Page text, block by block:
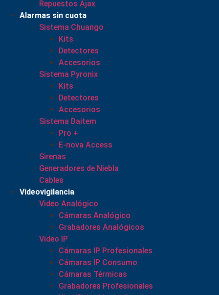
Repuestos Ajax
Alarmas sin cuota
Sistema Chuango
Kits
Detectores
Accesorios
Sistema Pyronix
Kits
Detectores
Accesorios
Sistema Daitem
Pro +
E-nova Access
Sirenas
Generadores de Niebla
Cables
Videovigilancia
Video Analógico
Cámaras Analógico
Grabadores Analógicos
Video IP
Cámaras IP Profesionales
Cámaras IP Consumo
Cámaras Térmicas
Grabadores Profesionales